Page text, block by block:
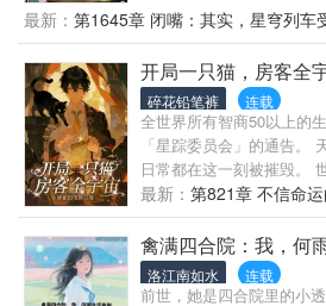
帝国纷争的古老漩涡。 煌
接踵而至。在全大陆高级
去后，等待他的并非坦途
腥风，是罗刹神隐藏在幕
泣血的遗恨，是神秘秘境
于无敌的故事，这是一个
事。看他如何在诸神布局
道路，用那暗金色的火焰
史诗中，烙下独属于他的
乐子了。 ：诶...？ ：大公
能会有点棘手。泯灭帮：
着视频播放，各种未来，
以自己的意志，抵达结局
最新： 第1645章 闭嘴：其实，星穹列车
开局一只猫，房客全
碎花铅笔裤 连载
全世界所有智商50以上的
「星踪委员会」的通告。
日常都在这一刻被摧毁。
场。 在一日三餐都难以为
店”——悄然开启。 邱鱼的
赛，遭遇莫名袭击的他用
巴，只能发出噫一声。 真
连人都做不成了，变成一
最新： 第821章 不信命
禽满四合院：我，何
洛江南如水 连载
前世，她是四合院里的小